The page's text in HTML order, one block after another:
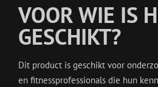
VOOR WIE IS
GESCHIKT?
Dit product is geschikt voor
en fitnessprofessionals die hun